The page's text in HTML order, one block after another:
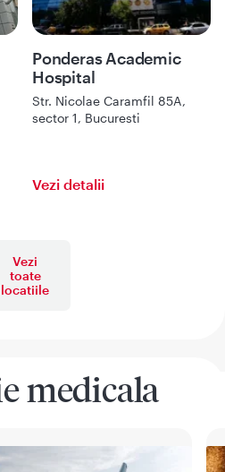
Ponderas Academic
Hospital
Str. Nicolae Caramfil 85A,
sector 1, Bucuresti
Vezi detalii
Vezi
toate
locatiile
medicala